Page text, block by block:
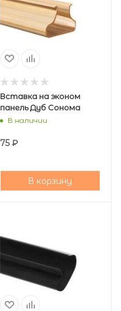
Вставка на эконом
панель Дуб Сонома
В наличии
75₽
В корзину